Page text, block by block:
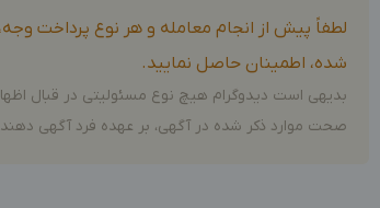
لطفاً پیش از انجام معامله و هر نوع پرداخت
شده، اطمینان حاصل نمایید.
بدیهی است دیدوگرام هیچ نوع مسئولیتی در قبال
صحت موارد ذکر شده در آگهی، بر عهده فرد آگهی